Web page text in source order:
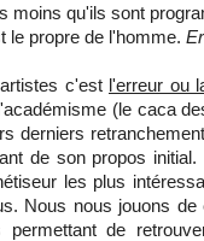
moins qu'ils sont
le propre de l'homme.
c'est l'erreur ou
(le caca
derniers
de son propos
les plus
Nous nous jouons
permettant de